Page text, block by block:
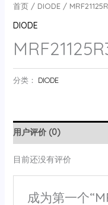
首页/ DIODE/
DIODE
分类： DIODE
用户评价 (0)
目前还没有评价
成为第一个